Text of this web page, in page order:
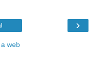
›
web